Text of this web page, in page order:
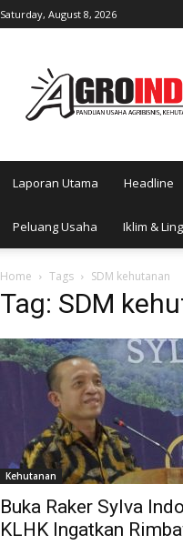
Saturday, August 8, 2026
Laporan Utama Headline
Peluang Usaha Iklim &
Home Tags SDM kehutanan
Tag: SDM
Kehutanan
Buka Raker Sylva
KLHK Ingatkan